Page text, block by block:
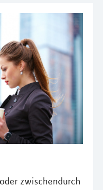
zwischendurch